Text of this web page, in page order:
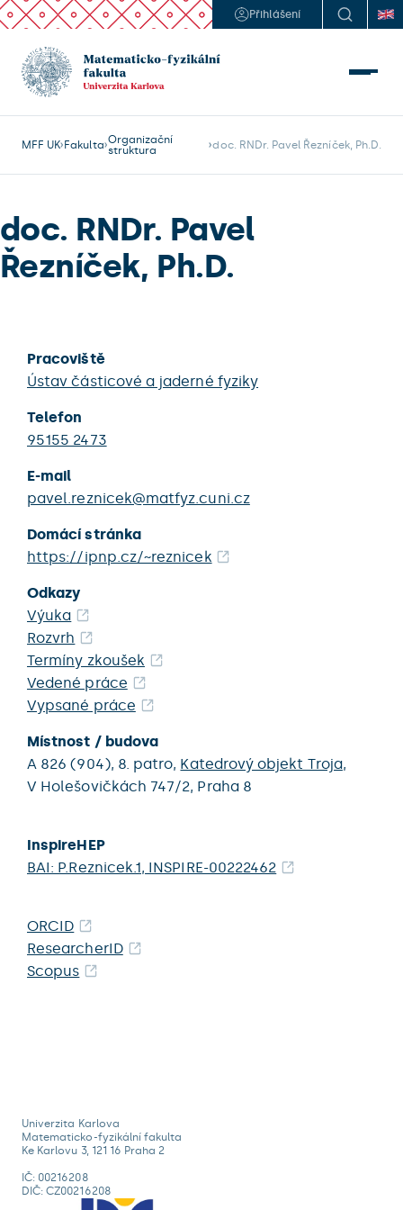
Přihlášení
MFF UK Fakulta Organizační
struktura
doc. RNDr. Pavel Řezníček, Ph.D.
doc. RNDr. Pavel
Řezníček, Ph.D.
Pracoviště
Ústav částicové a jaderné fyziky
Telefon
95155 2473
E-mail
pavel.reznicek@matfyz.cuni.cz
Domácí stránka
https://ipnp.cz/~reznicek
Odkazy
Výuka
Rozvrh
Termíny zkoušek
Vedené práce
Vypsané práce
Místnost / budova
A 826 (904), 8. patro, Katedrový objekt Troja,
V Holešovičkách 747/2, Praha 8
InspireHEP
BAI: P.Reznicek.1, INSPIRE-00222462
ORCID
ResearcherID
Scopus
Univerzita Karlova
Matematicko-fyzikální fakulta
Ke Karlovu 3, 121 16 Praha 2
IČ: 00216208
DIČ: CZ00216208